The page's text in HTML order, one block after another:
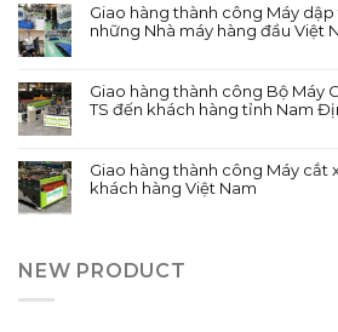
Giao hàng thành công Máy
những Nhà máy hàng đầu Việt
Giao hàng thành công Bộ Máy
TS đến khách hàng tỉnh Nam
Giao hàng thành công Máy cắt
khách hàng Việt Nam
NEW PRODUCT